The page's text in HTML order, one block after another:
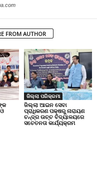
FROM AUTHOR
ଜିଲ୍ଲା ପରିକ୍ରମା
ଜିଲ୍ଲା ଆଇନ ସେବା
ପ୍ରାଧିକରଣ ପକ୍ଷରୁ ନାରାୟଣ
ଚନ୍ଦ୍ର ଉଚ୍ଚ ବିଦ୍ୟାଳୟରେ
ସଚେତନତା କାର୍ଯ୍ୟକ୍ରମ